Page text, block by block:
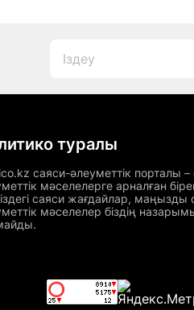
туралы
саяси-әлеуметтік порталы –
мәселелерге арналған
саяси жағдайлар, маңызды
мәселелер біздің